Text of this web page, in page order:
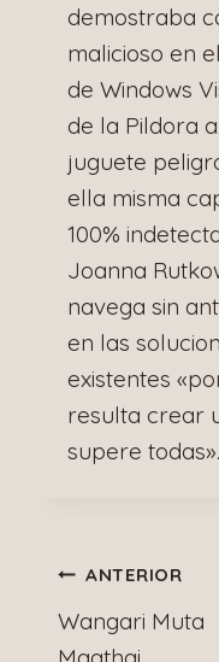
demostraba
malicioso en
de Windows
de la Pildora
juguete
ella misma
100%
Joanna
navega sin
en las
existentes
resulta crear
supere todas».
de
ANTERIOR
Wangari Muta